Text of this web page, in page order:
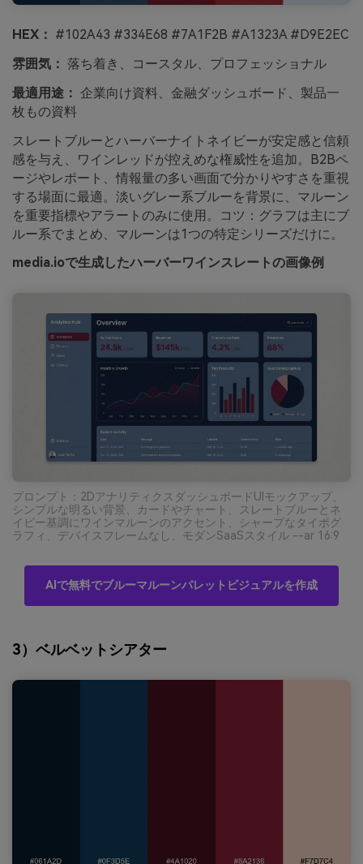
HEX： #102A43 #334E68 #7A1F2B #A1323A #D9E2EC
雰囲気： 落ち着き、コースタル、プロフェッショナル
最適用途： 企業向け資料、金融ダッシュボード、製品一
枚もの資料
スレートブルーとハーバーナイトネイビーが安定感と信頼
感を与え、ワインレッドが控えめな権威性を追加。B2Bペ
ージやレポート、情報量の多い画面で分かりやすさを重視
する場面に最適。淡いグレー系ブルーを背景に、マルーン
を重要指標やアラートのみに使用。コツ：グラフは主にブ
ルー系でまとめ、マルーンは1つの特定シリーズだけに。
media.ioで生成したハーバーワインスレートの画像例
プロンプト：2DアナリティクスダッシュボードUIモックアップ、
シンプルな明るい背景、カードやチャート、スレートブルーとネ
イビー基調にワインマルーンのアクセント、シャープなタイポグ
ラフィ、デバイスフレームなし、モダンSaaSスタイル --ar 16:9
AIで無料でブルーマルーンパレットビジュアルを作成
3）ベルベットシアター